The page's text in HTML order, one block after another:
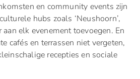
en community events zijn
hubs zoals ‘Neushoorn’,
elk evenement toevoegen. En
cafés en terrassen niet vergeten,
recepties en sociale